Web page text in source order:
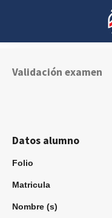
Validación examen
Datos alumno
Folio
Matricula
Nombre (s)